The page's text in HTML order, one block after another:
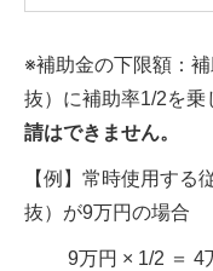
※補助金の下限額：
抜）に補助率1/2を乗
請はできません。
【例】常時使用する
抜）が9万円の場合
9万円 × 1/2 ＝ 4万